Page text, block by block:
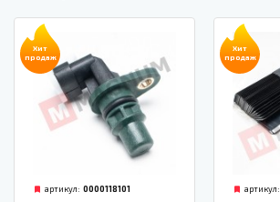
Хит
продаж
артикул: 0000118101
Хит
продаж
артикул: